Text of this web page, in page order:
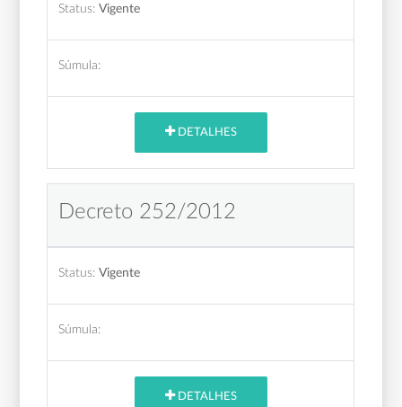
Status: Vigente
Súmula:
DETALHES
Decreto 252/2012
Status: Vigente
Súmula:
DETALHES